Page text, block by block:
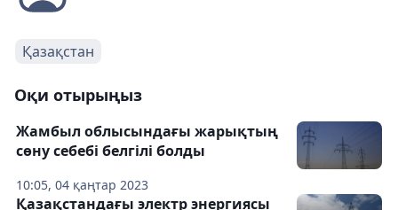
Қазақстан
Оқи отырыңыз
10:05, 04 қаңтар 2023
Жамбыл облысындағы жарықтың
сөну себебі белгілі болды
Қазақстандағы электр энергиясы